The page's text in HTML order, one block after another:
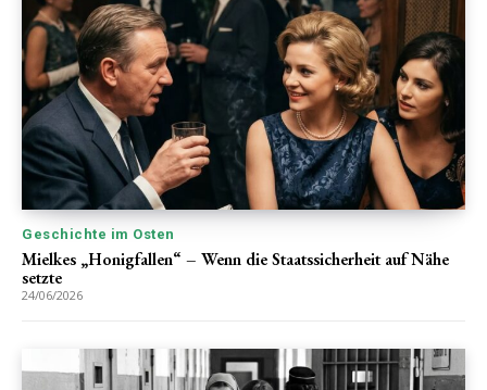
Geschichte im Osten
Mielkes „Honigfallen“ – Wenn die Staatssicherheit auf Nähe
setzte
24/06/2026